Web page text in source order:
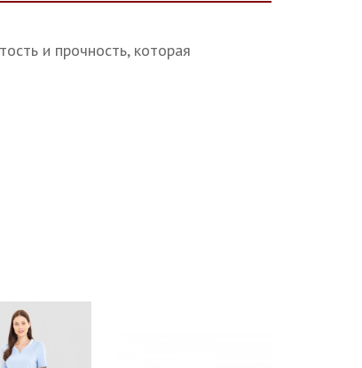
и прочность, которая